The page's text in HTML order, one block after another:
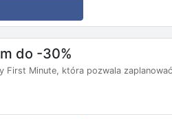
do -30%
Minute, która pozwala